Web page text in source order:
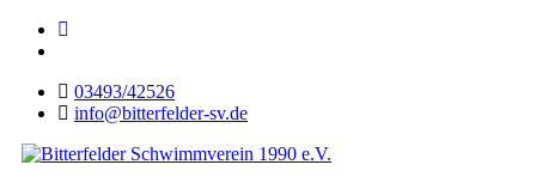
03493/42526
info@bitterfelder-sv.de